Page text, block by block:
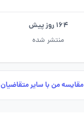
164 روز پیش
منتشر شده
مقایسه من با سایر متقاضیان